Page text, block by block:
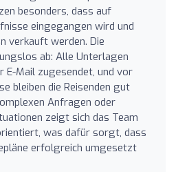
besonders, dass auf
eingegangen wird und
verkauft werden. Die
ab: Alle Unterlagen
E-Mail zugesendet, und vor
bleiben die Reisenden gut
Anfragen oder
zeigt sich das Team
was dafür sorgt, dass
erfolgreich umgesetzt